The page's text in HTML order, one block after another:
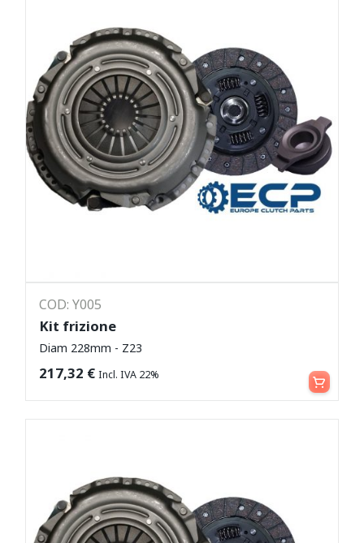
COD: Y005
Kit frizione
Diam 228mm - Z23
217,32 € Incl. IVA 22% Leggi tutto